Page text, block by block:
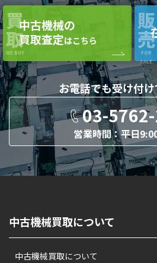
買
取
WE BUY
中古機械の
買取査定はこちら
販
売
FOR
SALE
お電話でも受け付
03-
営業時間：平日
中古機械買取について
中古機械買取について